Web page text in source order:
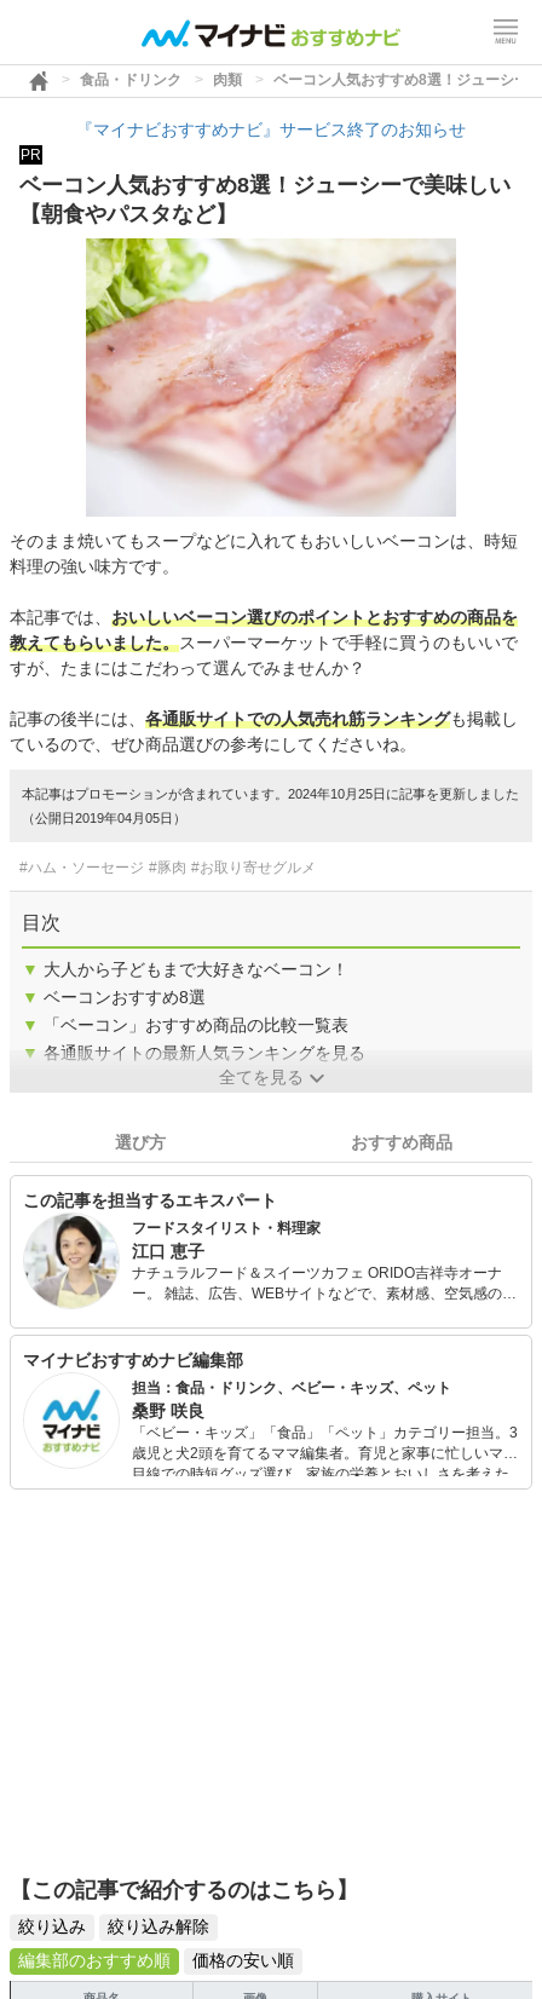
食品・ドリンク 肉類 ベーコン人気おすすめ8選！ジューシー
『マイナビおすすめナビ』サービス終了のお知らせ
PR
ベーコン人気おすすめ8選！ジューシーで美味しい
【朝食やパスタなど】
そのまま焼いてもスープなどに入れてもおいしいベーコンは、時短
料理の強い味方です。
本記事では、 おいしいベーコン選びのポイントとおすすめの商品を
教えてもらいました。スーパーマーケットで手軽に買うのもいいで
すが、たまにはこだわって選んでみませんか？
記事の後半には、 各通販サイトでの人気売れ筋ランキングも掲載し
ているので、ぜひ商品選びの参考にしてくださいね。
本記事はプロモーションが含まれています。2024年10月25日に記事を更新しました
（公開日2019年04月05日）
#ハム・ソーセージ #豚肉 #お取り寄せグルメ
目次
▼ 大人から子どもまで大好きなベーコン！
▼ ベーコンおすすめ8選
▼
「ベーコン」おすすめ商品の比較一覧表
▼ 各通販サイトの最新人気ランキングを見る
全てを見る
選び方 おすすめ商品
この記事を担当するエキスパート
フードスタイリスト・料理家
江口 恵子
ナチュラルフード＆スイーツカフェ ORIDO吉祥寺オーナ
ー。 雑誌、広告、WEBサイトなどで、素材感、空気感のあ
料理教室、ケータリング、カフェとあらゆるシチュエーシ
ョンで野菜たっぷりのおいしくて体に優しい料理を伝える
べく活動中。
マイナビおすすめナビ編集部
担当：食品・ドリンク、ベビー・キッズ、ペット
桑野 咲良
「ベビー・キッズ」「食品」「ペット」カテゴリー担当。3
歳児と犬2頭を育てるママ編集者。育児と家事に忙しいママ
目線での時短グッズ選び、家族の栄養とおいしさを考えた
食品選び、束の間のリラックスタイムを楽しむためのスイ
【この記事で紹介するのはこちら】
絞り込み
絞り込み解除
編集部のおすすめ順
価格の安い順